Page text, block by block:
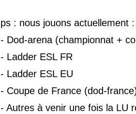
ps : nous jouons actuellement :
- Dod-arena (championnat +
- Ladder ESL FR
- Ladder ESL EU
- Coupe de France (dod-
- Autres à venir une fois la LU